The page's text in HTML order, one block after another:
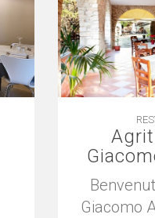
Giacomo